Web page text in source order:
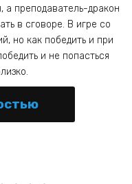
а преподаватель-дракон
в сговоре. В игре со
но как победить и при
и не попасться